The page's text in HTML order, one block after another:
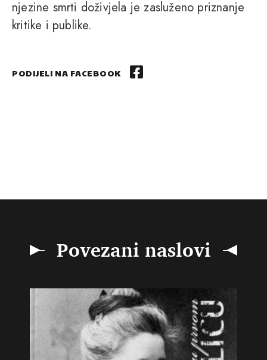
njezine smrti doživjela je zasluženo priznanje
kritike i publike.
PODIJELI NA FACEBOOK
Povezani naslovi